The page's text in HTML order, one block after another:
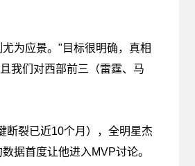
为应景。"目标很明确，真相
我们对西部前三（雷霆、马
裂已近10个月），全明星杰
据首度让他进入MVP讨论。